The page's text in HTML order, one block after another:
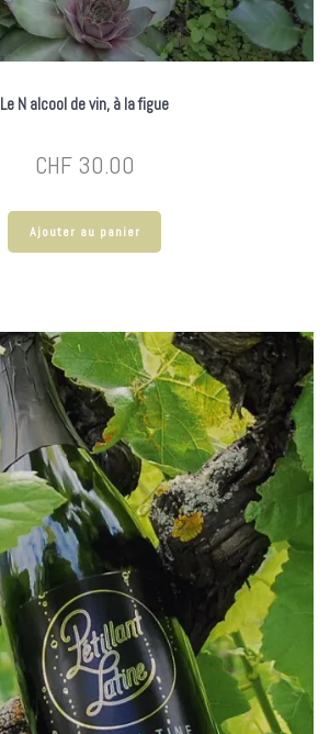
Le N alcool de vin, à la figue
CHF30.00
Ajouter au panier